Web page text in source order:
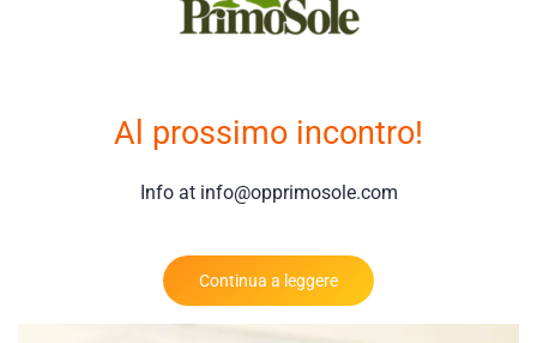
Al prossimo incontro!
Info at info@opprimosole.com
Continua a leggere